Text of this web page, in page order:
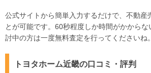
公式サイトから簡単入力するだけで、不動産
とが可能です。60秒程度しか時間がかから
討中の方は一度無料査定を行ってくださいね。
トヨタホーム近畿の口コミ・評判